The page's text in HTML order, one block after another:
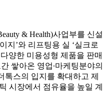
& Health)사업부를 신설
지’와 리프팅용 실 ‘실크로
양한 미용성형 제품을 판매
쌓아온 영업∙마케팅분야의
톡스의 입지를 확대하고 제
시장에서 점유율을 높일 계